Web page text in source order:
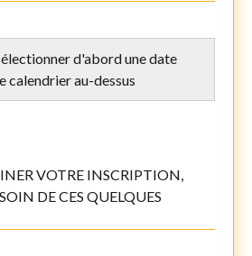
d'abord une date
calendrier au-dessus
VOTRE INSCRIPTION,
DE CES QUELQUES